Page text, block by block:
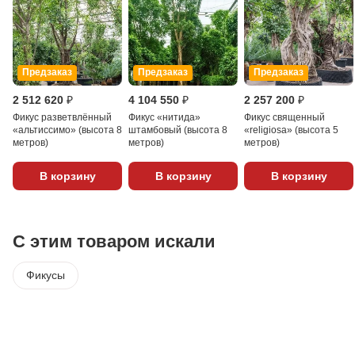
Предзаказ
2 512 620 ₽
Фикус разветвлённый
«альтиссимо» (высота 8
метров)
В корзину
Предзаказ
4 104 550 ₽
Фикус «нитида»
штамбовый (высота 8
метров)
В корзину
Предзаказ
2 257 200 ₽
Фикус священный
«religiosa» (высота 5
метров)
В корзину
С этим товаром искали
Фикусы